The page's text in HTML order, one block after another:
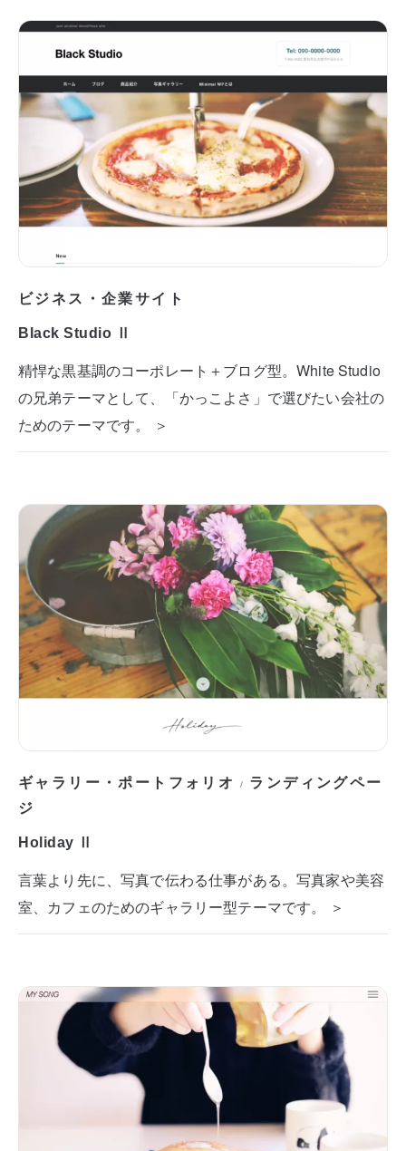
ビジネス・企業サイト
Black Studio Ⅱ
精悍な黒基調のコーポレート＋ブログ型。White Studio
の兄弟テーマとして、「かっこよさ」で選びたい会社の
ためのテーマです。 ＞
ギャラリー・ポートフォリオ / ランディングペー
ジ
Holiday Ⅱ
言葉より先に、写真で伝わる仕事がある。写真家や美容
室、カフェのためのギャラリー型テーマです。 ＞